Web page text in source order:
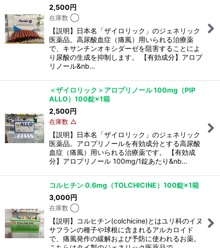
2,500円
在庫数 ◯
【説明】日本名「ザイロリック」のジェネリック
医薬品。高尿酸血症（痛風）用いられる治療薬
で、キサンチンオキシダーゼを阻害することによ
り尿酸の生成を抑制します。 【有効成分】アロプ
リノール&nb…
＜ザイロリック＞アロプリノール 100mg（PIP
ALLO）100錠×1箱
2,500円
在庫数 △
【説明】日本名「ザイロリック」のジェネリック
医薬品。アロプリノールを有効成分とする高尿酸
血症（痛風）用いられる治療薬です。 【有効成
分】アロプリノール 100mg/1錠あたり&nb…
コルヒチン 0.6mg（TOLCHICINE）100錠×1箱
3,000円
在庫数 ◯
【説明】コルヒチン(colchicine)とはユリ科のイヌ
サフランの種子や球根に含まれるアルカロイド
で、痛風発作の緩解および予防に使われるお薬。